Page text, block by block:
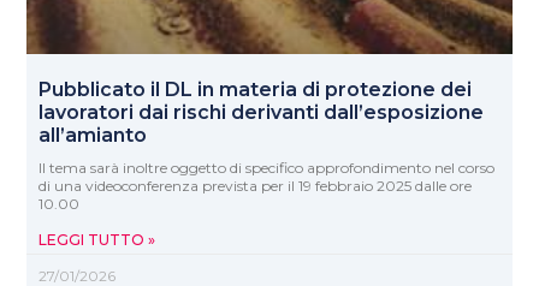
Pubblicato il DL in materia di protezione dei
lavoratori dai rischi derivanti dall’esposizione
all’amianto
ll tema sarà inoltre oggetto di specifico approfondimento nel corso
di una videoconferenza prevista per il 19 febbraio 2025 dalle ore
10.00
LEGGI TUTTO »
27/01/2026